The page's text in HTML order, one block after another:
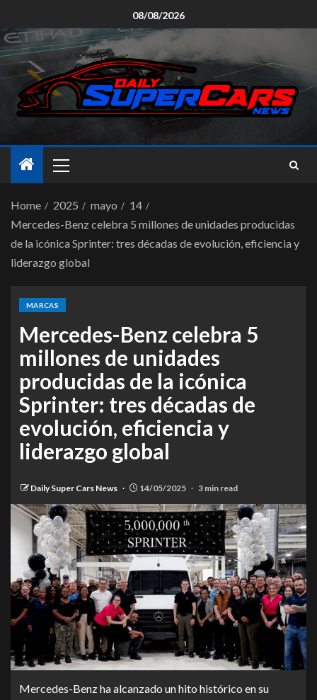
08/08/2026
Home 2025 mayo
14
Mercedes-Benz celebra 5 millones de unidades producidas
de la icónica Sprinter: tres décadas de evolución, eficiencia y
liderazgo global
MARCAS
Mercedes-Benz celebra 5
millones de unidades
producidas de la icónica
Sprinter: tres décadas de
evolución, eficiencia y
liderazgo global
Daily Super Cars News 14/05/2025 3 min read
Mercedes-Benz ha alcanzado un hito histórico en su